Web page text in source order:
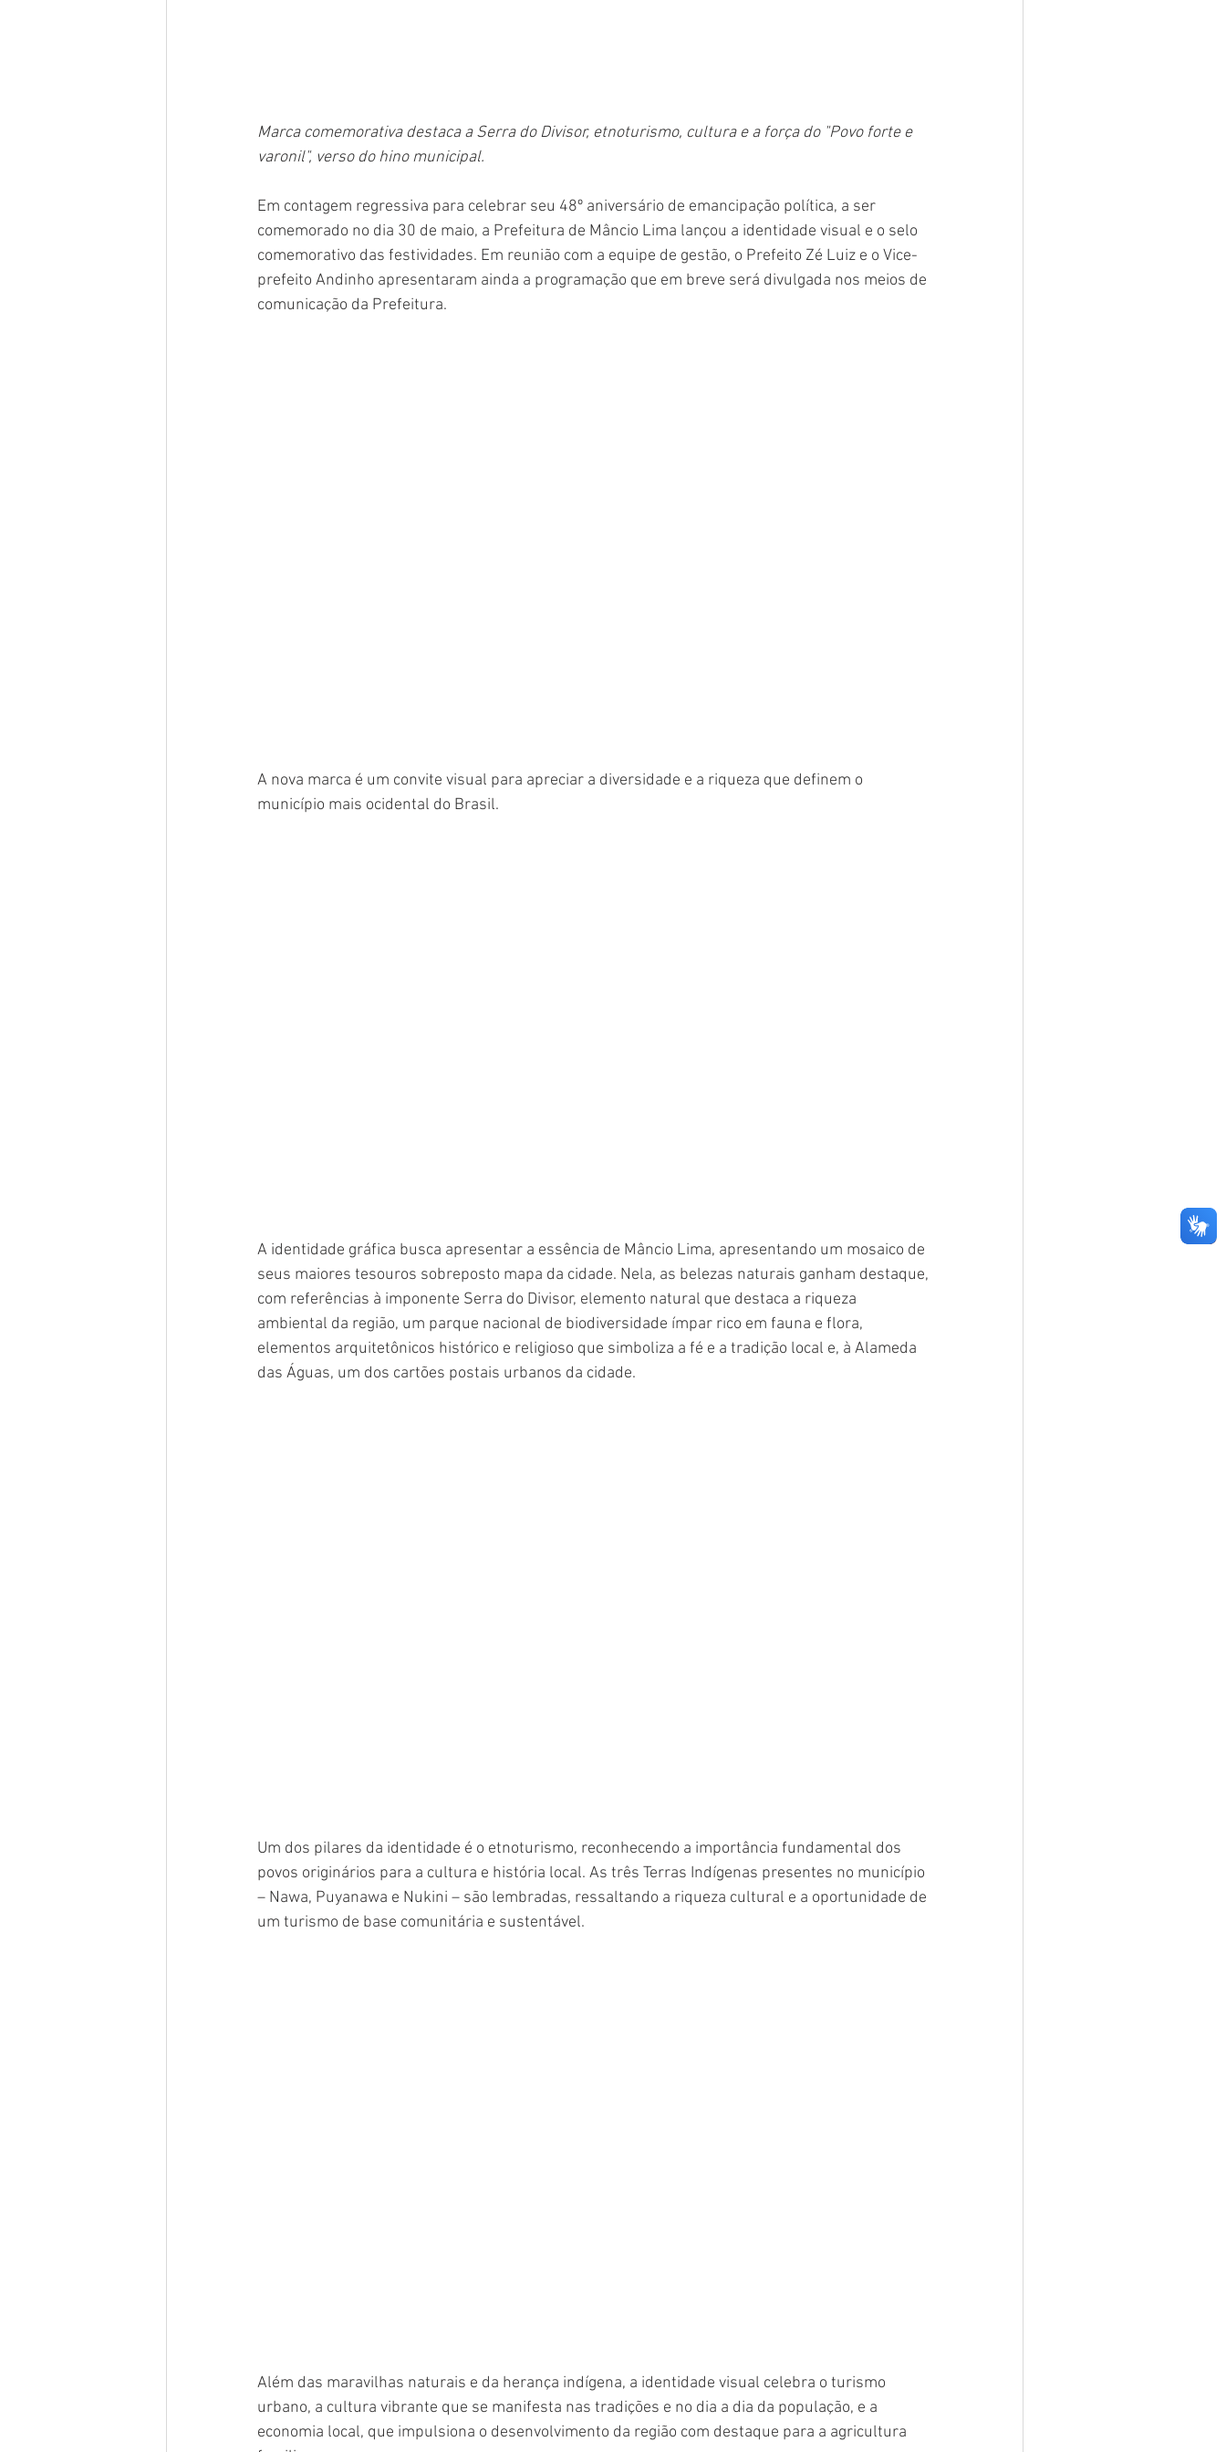
Marca comemorativa destaca a Serra do Divisor, etnoturismo, cultura e a força do "Povo forte e
varonil", verso do hino municipal.
Em contagem regressiva para celebrar seu 48º aniversário de emancipação política, a ser
comemorado no dia 30 de maio, a Prefeitura de Mâncio Lima lançou a identidade visual e o selo
comemorativo das festividades. Em reunião com a equipe de gestão, o Prefeito Zé Luiz e o Vice-
prefeito Andinho apresentaram ainda a programação que em breve será divulgada nos meios de
comunicação da Prefeitura.
A nova marca é um convite visual para apreciar a diversidade e a riqueza que definem o
município mais ocidental do Brasil.
A identidade gráfica busca apresentar a essência de Mâncio Lima, apresentando um mosaico de
seus maiores tesouros sobreposto mapa da cidade. Nela, as belezas naturais ganham destaque,
com referências à imponente Serra do Divisor, elemento natural que destaca a riqueza
ambiental da região, um parque nacional de biodiversidade ímpar rico em fauna e flora,
elementos arquitetônicos histórico e religioso que simboliza a fé e a tradição local e, à Alameda
das Águas, um dos cartões postais urbanos da cidade.
Um dos pilares da identidade é o etnoturismo, reconhecendo a importância fundamental dos
povos originários para a cultura e história local. As três Terras Indígenas presentes no município
– Nawa, Puyanawa e Nukini – são lembradas, ressaltando a riqueza cultural e a oportunidade de
um turismo de base comunitária e sustentável.
Além das maravilhas naturais e da herança indígena, a identidade visual celebra o turismo
urbano, a cultura vibrante que se manifesta nas tradições e no dia a dia da população, e a
economia local, que impulsiona o desenvolvimento da região com destaque para a agricultura